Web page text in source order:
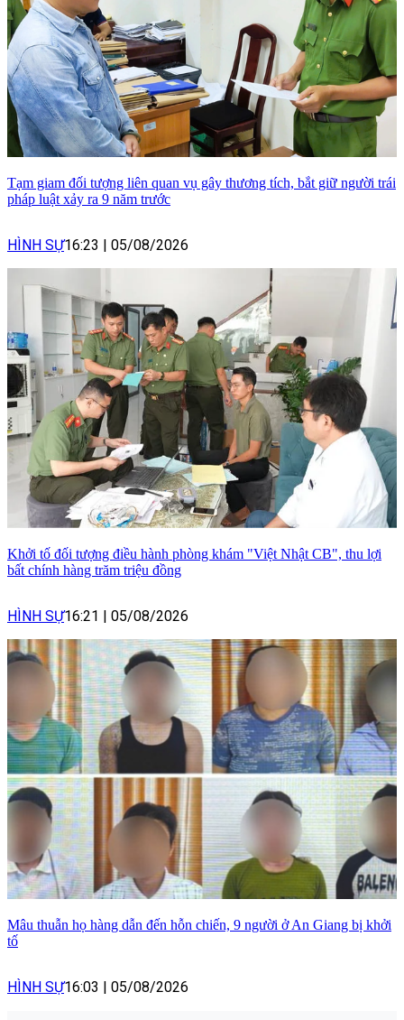
Tạm giam đối tượng liên quan vụ gây thương tích, bắt giữ người trái
pháp luật xảy ra 9 năm trước
HÌNH SỰ16:23 05/08/2026
Khởi tố đối tượng điều hành phòng khám "Việt Nhật CB", thu lợi
bất chính hàng trăm triệu đồng
HÌNH SỰ16:21 05/08/2026
Mâu thuẫn họ hàng dẫn đến hỗn chiến, 9 người ở An Giang bị khởi
tố
HÌNH SỰ16:03 05/08/2026